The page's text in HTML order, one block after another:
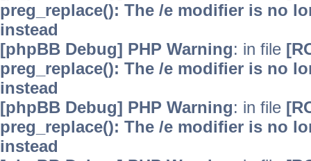
preg_replace(): The /e modifier is no
instead
[phpBB Debug] PHP Warning: in file
preg_replace(): The /e modifier is no
instead
[phpBB Debug] PHP Warning: in file
preg_replace(): The /e modifier is no
instead